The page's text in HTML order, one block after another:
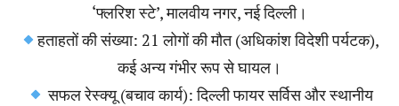
‘फ्लरिश स्टे’, मालवीय नगर, नई दिल्ली।
हताहतों की संख्या: 21 लोगों की मौत (अधिकांश विदेशी पर्यटक),
कई अन्य गंभीर रूप से घायल।
सफल रेस्क्यू (बचाव कार्य): दिल्ली फायर सर्विस और स्थानीय